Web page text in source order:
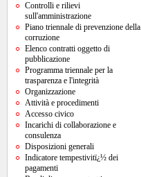
Controlli e rilievi
sull'amministrazione
Piano triennale di prevenzione della
corruzione
Elenco contratti oggetto di
pubblicazione
Programma triennale per la
trasparenza e l'integrità
Organizzazione
Attività e procedimenti
Accesso civico
Incarichi di collaborazione e
consulenza
Disposizioni generali
Indicatore tempestivitï¿½ dei
pagamenti